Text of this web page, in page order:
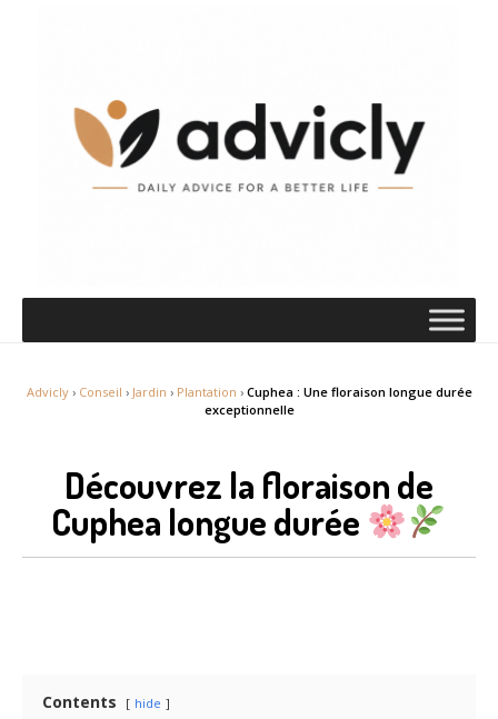
Advicly› Conseil › Jardin › Plantation › Cuphea : Une floraison longue durée
exceptionnelle
Découvrez la floraison de
Cuphea longue durée
Contents hide